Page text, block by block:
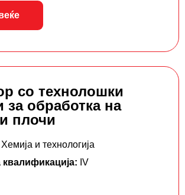
со технолошки
за обработка на
плочи
Хемија и технологија
квалификација: IV